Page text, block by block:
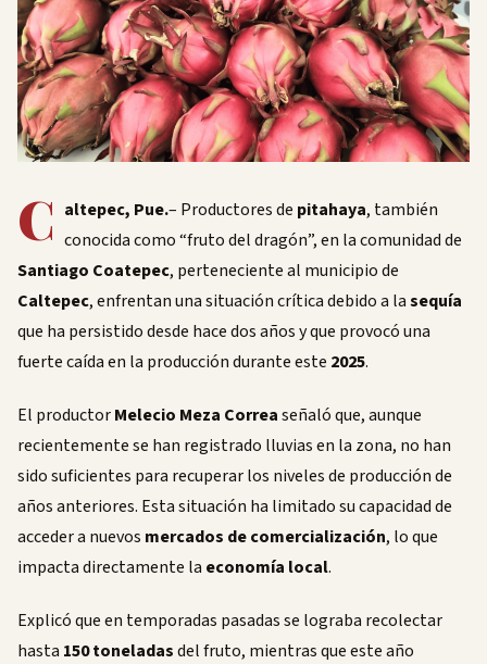
C altepec, Pue.– Productores de pitahaya, también
conocida como “fruto del dragón”, en la comunidad de
Santiago Coatepec, perteneciente al municipio de
Caltepec, enfrentan una situación crítica debido a lasequía
que ha persistido desde hace dos años y que provocó una
fuerte caída en la producción durante este 2025.
El productorMelecio Meza Correaseñaló que, aunque
recientemente se han registrado lluvias en la zona, no han
sido suficientes para recuperar los niveles de producción de
años anteriores. Esta situación ha limitado su capacidad de
acceder a nuevos mercados de comercialización, lo que
impacta directamente la economía local.
Explicó que en temporadas pasadas se lograba recolectar
hasta 150 toneladasdel fruto, mientras que este año